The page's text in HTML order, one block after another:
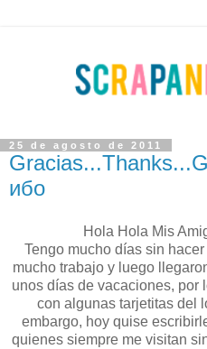
25 de agosto de 2011
ибо
Hola Hola Mis
Tengo mucho días sin
mucho trabajo y luego
unos días de vacaciones, por
con algunas tarjetitas del
embargo, hoy quise
quienes siempre me visitan